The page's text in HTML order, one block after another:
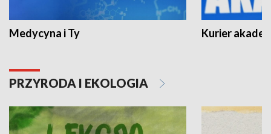
Medycyna i Ty Kurier
PRZYRODA I EKOLOGIA